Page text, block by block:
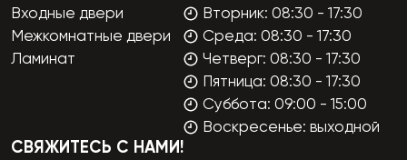
Входные двери
Межкомнатные двери
Ламинат
Вторник: 08:30 - 17:30
Среда: 08:30 - 17:30
Четверг: 08:30 - 17:30
Пятница: 08:30 - 17:30
Суббота: 09:00 - 15:00
Воскресенье: выходной
СВЯЖИТЕСЬ С НАМИ!